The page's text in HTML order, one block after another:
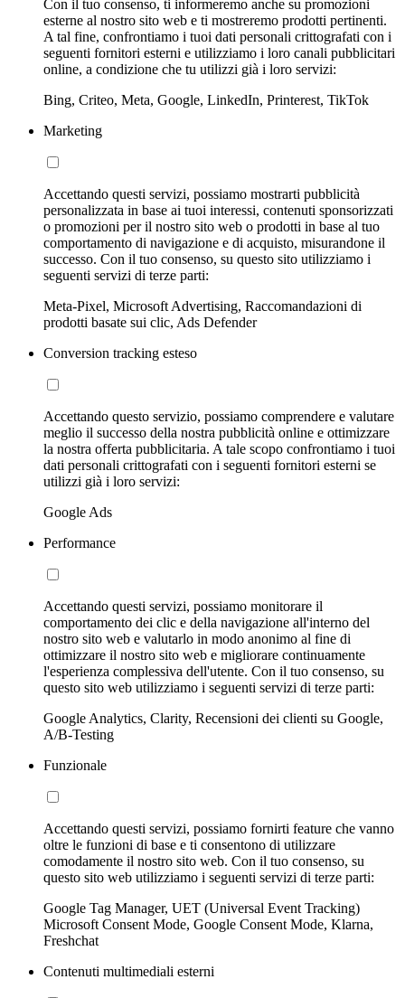
Con il tuo consenso, ti informeremo anche su promozioni
esterne al nostro sito web e ti mostreremo prodotti pertinenti.
A tal fine, confrontiamo i tuoi dati personali crittografati con i
seguenti fornitori esterni e utilizziamo i loro canali pubblicitari
online, a condizione che tu utilizzi già i loro servizi:
Bing, Criteo, Meta, Google, LinkedIn, Printerest, TikTok
Marketing
Accettando questi servizi, possiamo mostrarti pubblicità
personalizzata in base ai tuoi interessi, contenuti sponsorizzati
o promozioni per il nostro sito web o prodotti in base al tuo
comportamento di navigazione e di acquisto, misurandone il
successo. Con il tuo consenso, su questo sito utilizziamo i
seguenti servizi di terze parti:
Meta-Pixel, Microsoft Advertising, Raccomandazioni di
prodotti basate sui clic, Ads Defender
Conversion tracking esteso
Accettando questo servizio, possiamo comprendere e valutare
meglio il successo della nostra pubblicità online e ottimizzare
la nostra offerta pubblicitaria. A tale scopo confrontiamo i tuoi
dati personali crittografati con i seguenti fornitori esterni se
utilizzi già i loro servizi:
Google Ads
Performance
Accettando questi servizi, possiamo monitorare il
comportamento dei clic e della navigazione all'interno del
nostro sito web e valutarlo in modo anonimo al fine di
ottimizzare il nostro sito web e migliorare continuamente
l'esperienza complessiva dell'utente. Con il tuo consenso, su
questo sito web utilizziamo i seguenti servizi di terze parti:
Google Analytics, Clarity, Recensioni dei clienti su Google,
A/B-Testing
Funzionale
Accettando questi servizi, possiamo fornirti feature che vanno
oltre le funzioni di base e ti consentono di utilizzare
comodamente il nostro sito web. Con il tuo consenso, su
questo sito web utilizziamo i seguenti servizi di terze parti:
Google Tag Manager, UET (Universal Event Tracking)
Microsoft Consent Mode, Google Consent Mode, Klarna,
Freshchat
Contenuti multimediali esterni